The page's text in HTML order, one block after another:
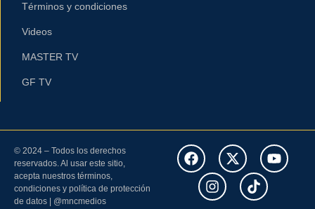
Términos y condiciones
Videos
MASTER TV
GF TV
© 2024 – Todos los derechos
reservados. Al usar este sitio,
acepta nuestros términos,
condiciones y política de protección
de datos | @mncmedios